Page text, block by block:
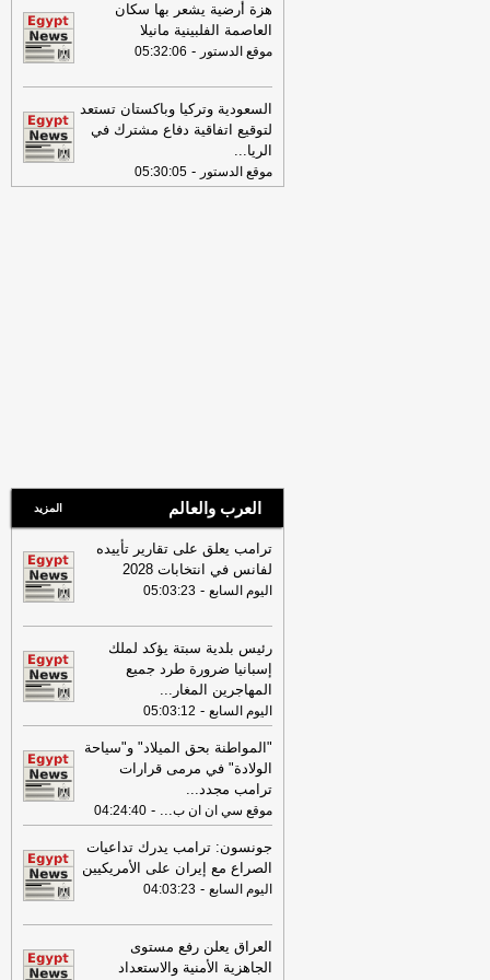
تفاصيل حملة الصحف القومية لمواجهة
مخاطر السوشيال ميديا- موقع مصراوي
16:46
وزير الخزانة الأميركي: لن نسمح
استخدام الشحن الدولي لتمويل الحرس
الثوري - لبنانون 24
09:31
عناوين الصحف المصرية ليوم
الأربعاء 29-07-2026
-
هزة أرضية يشعر بها سكان
العاصمة الفلبينية مانيلا
موقع الدستور -
05:32:06
السعودية وتركيا وباكستان تستعد
لتوقيع اتفاقية دفاع مشترك في
الريا...
موقع الدستور -
05:30:05
العرب والعالم المزيد
ترامب يعلق على تقارير تأييده
لفانس في انتخابات 2028
اليوم السابع -
05:03:23
رئيس بلدية سبتة يؤكد لملك
إسبانيا ضرورة طرد جميع
المهاجرين المغار ...
اليوم السابع -
05:03:12
"المواطنة بحق الميلاد" و"سياحة
الولادة" في مرمى قرارات
ترامب مجدد...
موقع سي ان ان ب...
-
04:24:40
جونسون: ترامب يدرك تداعيات
الصراع مع إيران على الأمريكيين
اليوم السابع -
04:03:23
العراق يعلن رفع مستوى
الجاهزية الأمنية والاستعداد